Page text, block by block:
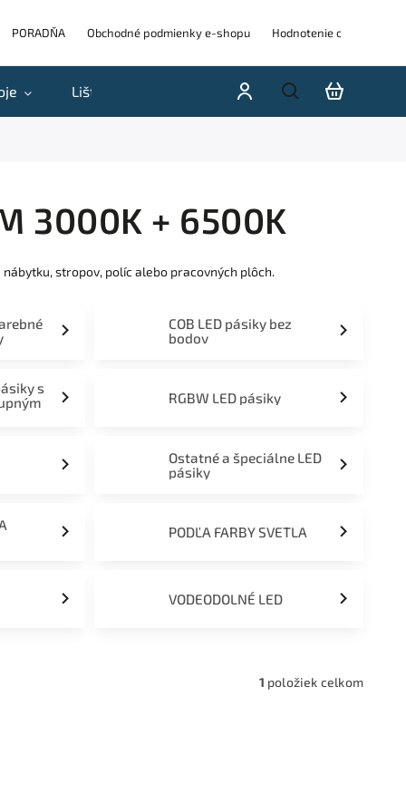
PORADŇA Obchodné podmienky e-shopu Hodnotenie obchodu
Lišty Akcie a výpredaje Blog
3000K + 6500K
nábytku, stropov, políc alebo pracovných plôch.
COB LED pásiky bez
bodov
s
RGBW LED pásiky
Ostatné a špeciálne LED
pásiky
PODĽA FARBY SVETLA
VODEODOLNÉ LED
1 položiek celkom